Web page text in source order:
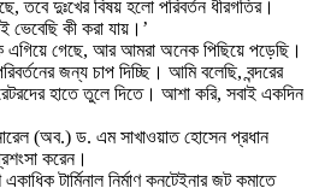
তবে দুঃখের বিষয় হলো পরিবর্তন ধীরগতির।
কী করা যায়।’
গেছে, আর আমরা অনেক পিছিয়ে পড়েছি।
জন্য চাপ দিচ্ছি। আমি বলেছি, বন্দরের
হাতে তুলে দিতে। আশা করি, সবাই একদিন
(অব.) ড. এম সাখাওয়াত হোসেন প্রধান
করেন।
টার্মিনাল নির্মাণ কনটেইনার জট কমাতে